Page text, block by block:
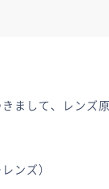
まして、レンズ
ンズ）